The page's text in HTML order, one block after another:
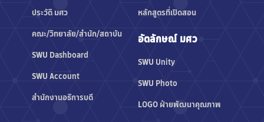
ประวัติ มศว
คณะ/วิทยาลัย/สำนัก/สถาบัน
SWU Dashboard
SWU Account
สำนักงานอธิการบดี
หลักสูตรที่เปิดสอน
อัตลักษณ์ มศว
SWU Unity
SWU Photo
LOGO ฝ่ายพัฒนาคุณภาพ